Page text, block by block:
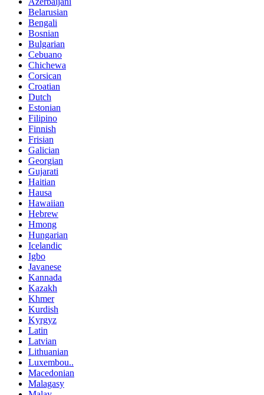
Belarusian
Bengali
Bosnian
Bulgarian
Cebuano
Chichewa
Corsican
Croatian
Dutch
Estonian
Filipino
Finnish
Frisian
Galician
Georgian
Gujarati
Haitian
Hausa
Hawaiian
Hebrew
Hmong
Hungarian
Icelandic
Igbo
Javanese
Kannada
Kazakh
Khmer
Kurdish
Kyrgyz
Latin
Latvian
Lithuanian
Luxembou..
Macedonian
Malagasy